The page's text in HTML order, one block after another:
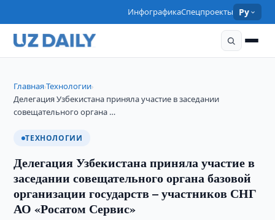
ИнфографикаСпецпроекты Ру
Главная›Технологии›
Делегация Узбекистана приняла участие в заседании
совещательного органа …
ТЕХНОЛОГИИ
Делегация Узбекистана приняла участие в
заседании совещательного органа базовой
организации государств – участников СНГ
АО «Росатом Сервис»